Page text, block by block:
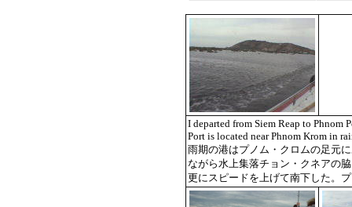
I departed from Siem Reap to Phnom
Port is located near Phnom Krom in
雨期の港はプノム・クロムの足元
ながら水上集落チョン・クネアの
更にスピードを上げて南下した。